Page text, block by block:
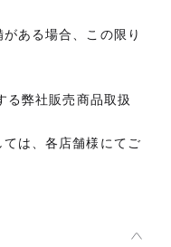
ある場合、この限り
る弊社販売商品取扱
は、各店舗様にてご